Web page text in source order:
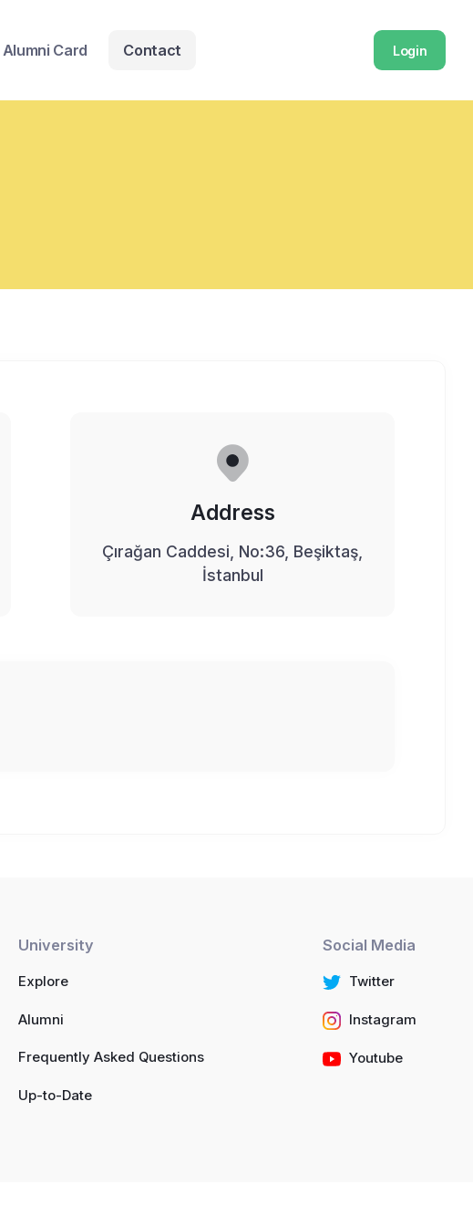
Alumni Card Contact Login
Address
Çırağan Caddesi, No:36, Beşiktaş,
İstanbul
University
Explore
Alumni
Frequently Asked Questions
Up-to-Date
Social Media
Twitter
Instagram
Youtube